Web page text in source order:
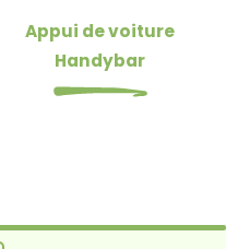
Appui de voiture
Handybar